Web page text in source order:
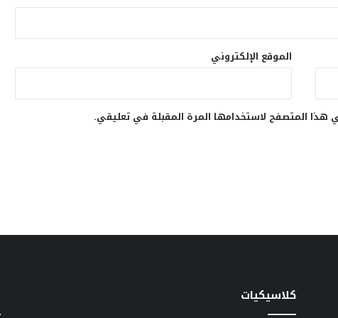
الموقع الإلكتروني
هذا المتصفح لاستخدامها المرة المقبلة في تعليقي.
كلاسيكيات